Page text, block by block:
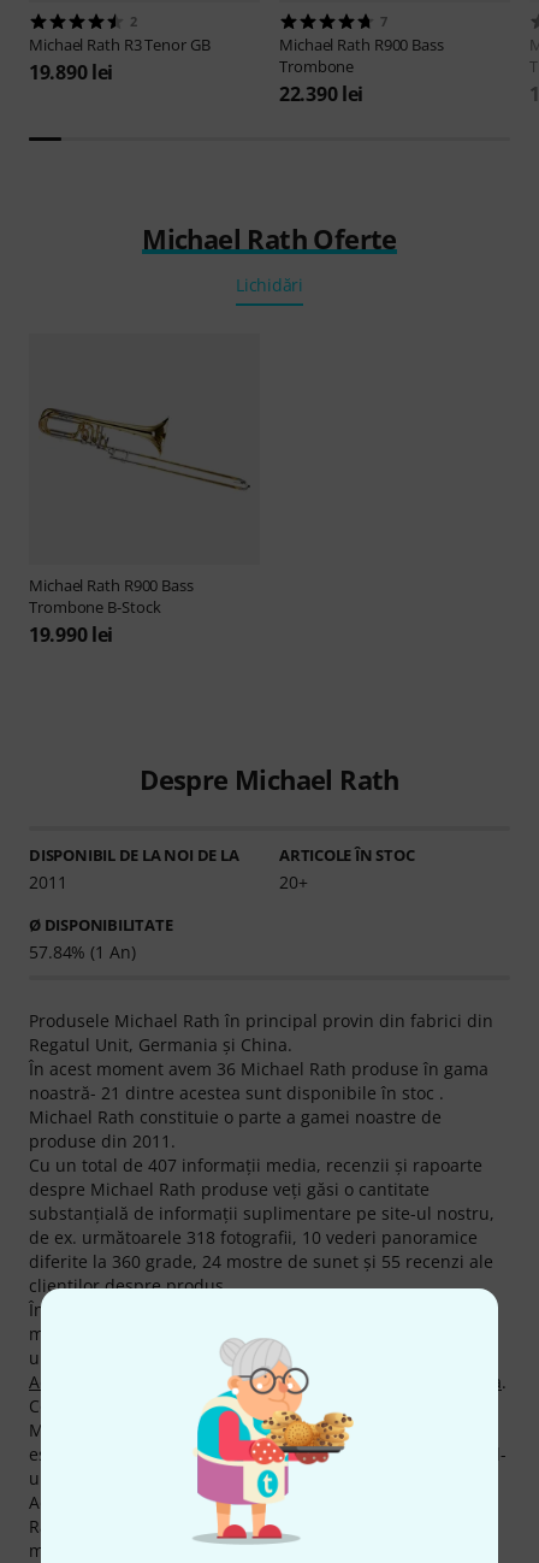
2
Michael Rath R3 Tenor GB
19.890 lei
7
Michael Rath R900 Bass
Trombone
22.390 lei
Michael Rath Oferte
Lichidări
Michael Rath R900 Bass
Trombone B-Stock
19.990 lei
Despre Michael Rath
DISPONIBIL DE LA NOI DE LA
2011
ARTICOLE ÎN STOC
20+
Ø DISPONIBILITATE
57.84% (1 An)
Produsele Michael Rath în principal provin din fabrici din
Regatul Unit, Germania şi China.
În acest moment avem 36 Michael Rath produse în gama
noastră- 21 dintre acestea sunt disponibile în stoc .
Michael Rath constituie o parte a gamei noastre de
produse din 2011.
Cu un total de 407 informaţii media, recenzii şi rapoarte
despre Michael Rath produse veţi găsi o cantitate
substanţială de informaţii suplimentare pe site-ul nostru,
de ex. următoarele 318 fotografii, 10 vederi panoramice
diferite la 360 grade, 24 mostre de sunet şi 55 recenzi ale
clienţilor despre produs.
În listele actuale ale mărcilor de top veţi găsi un total de 6
mărci de top Michael Rath, pe lângă altele din categoriile
următoare
Tromboane Bas Tromboane Tenor
Accesorii pt. Alămuri
Tromboane Tenor cu Ataşament Fa.
Conform recenziilor noastre clienţii apreciază produsele
Michael Rath cu o medie de 4.9 stele din cinci. Aceasta
este mult peste medie în comparaţie cu majoritatea brsnd-
urilor.
Acordăm deasemenea pentru produsele Michael Rath,
Rambursarea Banilor în 30 de Zile, 3 ani garanţie cât şi
multe alte servicii cum ar fi asistenţa pe site asigurată de